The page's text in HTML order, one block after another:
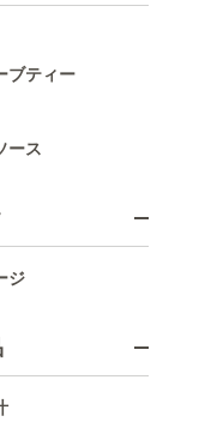
ブティー
ース
ジ